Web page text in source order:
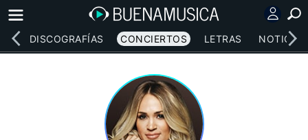
DISCOGRAFÍAS CONCIERTOS LETRAS NOTICIAS